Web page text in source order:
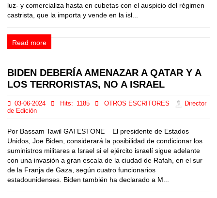
luz- y comercializa hasta en cubetas con el auspicio del régimen
castrista, que la importa y vende en la isl...
Read more
BIDEN DEBERÍA AMENAZAR A QATAR Y A
LOS TERRORISTAS, NO A ISRAEL
03-06-2024 Hits: 1185 OTROS ESCRITORES
Director
de Edición
Por Bassam Tawil GATESTONE El presidente de Estados
Unidos, Joe Biden, considerará la posibilidad de condicionar los
suministros militares a Israel si el ejército israelí sigue adelante
con una invasión a gran escala de la ciudad de Rafah, en el sur
de la Franja de Gaza, según cuatro funcionarios
estadounidenses. Biden también ha declarado a M...